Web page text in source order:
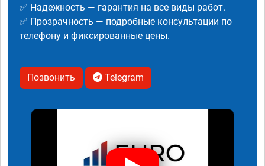
✅ Надежность — гарантия на все виды работ.
✅ Прозрачность — подробные консультации по
телефону и фиксированные цены.
Позвонить Telegram